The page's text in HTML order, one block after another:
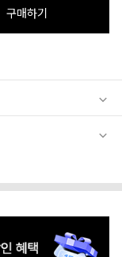
구매하기